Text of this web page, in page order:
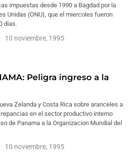
impuestas desde 1990 a Bagdad por la
Unidas (ONU), que el miercoles fueron
dias.
10 noviembre, 1995
Peligra ingreso a la
Zelanda y Costa Rica sobre aranceles a
en el sector productivo interno
de Panama a la Organizacion Mundial del
10 noviembre, 1995